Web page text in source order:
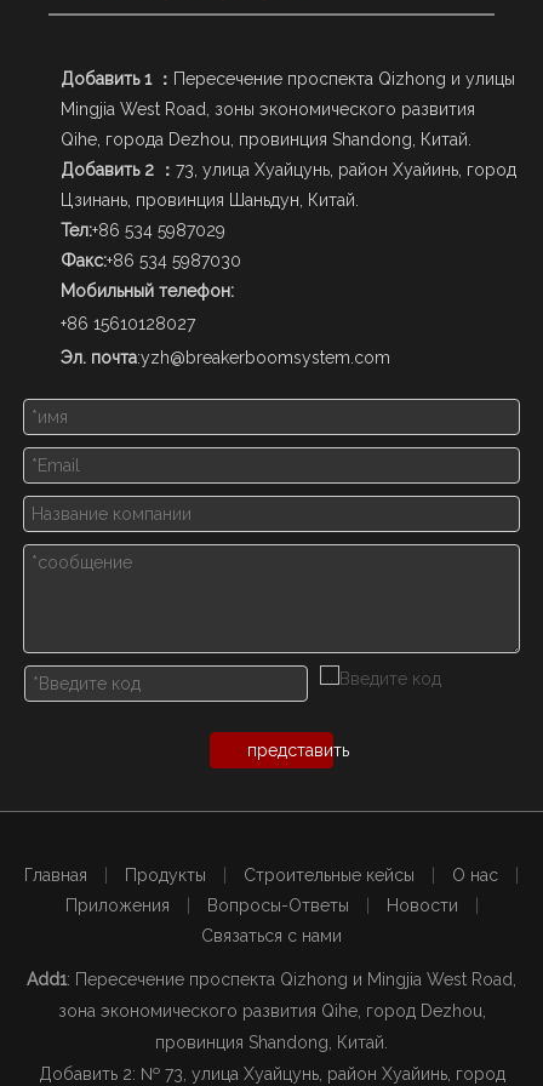
Добавить 1 ： Пересечение проспекта Qizhong и улицы
Mingjia West Road, зоны экономического развития
Qihe, города Dezhou, провинция Shandong, Китай.
Добавить 2 ： 73, улица Хуайцунь, район Хуайинь, город
Цзинань, провинция Шаньдун, Китай.
Тел:+86 534 5987029
Факс:+86 534 5987030
Мобильный телефон:
+86 15610128027
Эл. почта:yzh@breakerboomsystem.com
представить
Главная Продукты Строительные кейсы О нас
Приложения
Вопросы-Ответы Новости
Связаться с нами
Add1: Пересечение проспекта Qizhong и Mingjia West Road,
зона экономического развития Qihe, город Dezhou,
провинция Shandong, Китай.
Добавить 2: № 73, улица Хуайцунь, район Хуайинь, город